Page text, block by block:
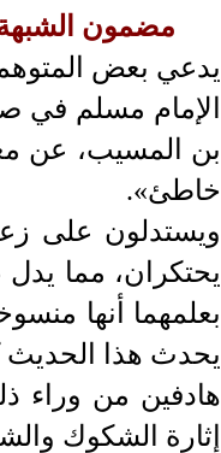
مضمون
يدعي بعض
الإمام مسلم
بن المسيب، عن
خاطئ».
ويستدلون على
يحتكران، مما يدل
بعلمهما أنها
يحدث هذا الحديث
هادفين من وراء
إثارة الشكوك